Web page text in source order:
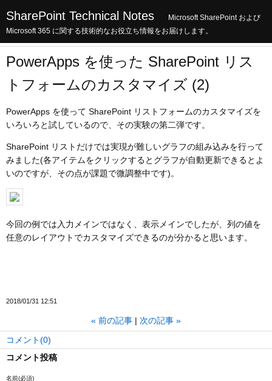
SharePoint Technical Notes
Microsoft SharePoint および
Microsoft 365 に関する技術的なお役立ち情報をお届けします。
PowerApps を使った SharePoint リス
トフォームのカスタマイズ (2)
PowerApps を使って SharePoint リストフォームのカスタマイズを
いろいろと試しているので、その実験の第二弾です。
SharePoint リストだけでは実現が難しいグラフの組み込みを行って
みました(各アイテムをクリックするとグラフが自動更新できるとよ
いのですが、その点が課題で微調整中です)。
今回の例では入力メインではなく、表示メインでしたが、列の値を
任意のレイアウトでカスタマイズできるのが分かると思います。
2018/01/31 12:51
« 前の記事 次の記事 »
コメント(0)
コメント投稿
名前(必須)